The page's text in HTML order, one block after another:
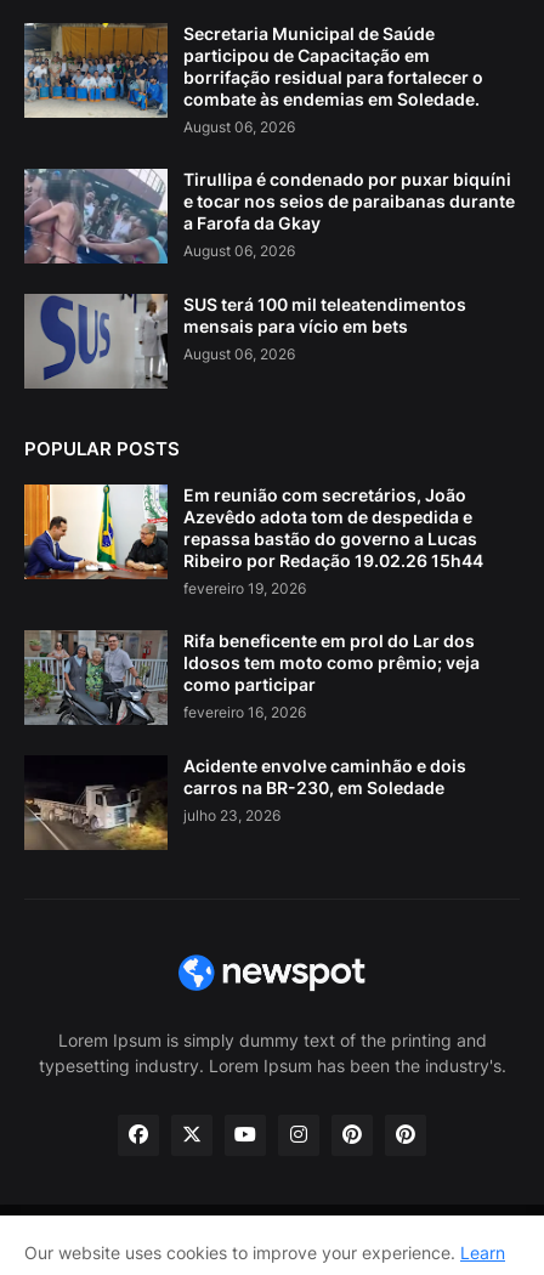
Secretaria Municipal de Saúde
participou de Capacitação em
borrifação residual para fortalecer o
combate às endemias em Soledade.
August 06, 2026
Tirullipa é condenado por puxar biquíni
e tocar nos seios de paraibanas durante
a Farofa da Gkay
August 06, 2026
SUS terá 100 mil teleatendimentos
mensais para vício em bets
August 06, 2026
POPULAR POSTS
Em reunião com secretários, João
Azevêdo adota tom de despedida e
repassa bastão do governo a Lucas
Ribeiro por Redação 19.02.26 15h44
fevereiro 19, 2026
Rifa beneficente em prol do Lar dos
Idosos tem moto como prêmio; veja
como participar
fevereiro 16, 2026
Acidente envolve caminhão e dois
carros na BR-230, em Soledade
julho 23, 2026
Lorem Ipsum is simply dummy text of the printing and
typesetting industry. Lorem Ipsum has been the industry's.
Home About Us Privacy Policy
Contact Us
Our website uses cookies to improve your experience. Learn